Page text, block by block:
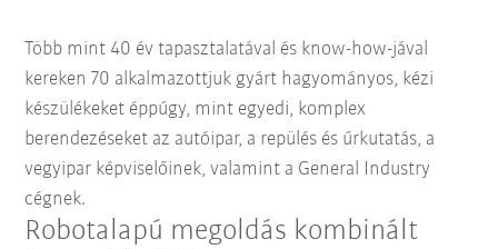
Több mint 40 év tapasztalatával és know-how-jával
kereken 70 alkalmazottjuk gyárt hagyományos, kézi
készülékeket éppúgy, mint egyedi, komplex
berendezéseket az autóipar, a repülés és űrkutatás, a
vegyipar képviselőinek, valamint a General Industry
cégnek.
Robotalapú megoldás kombinált